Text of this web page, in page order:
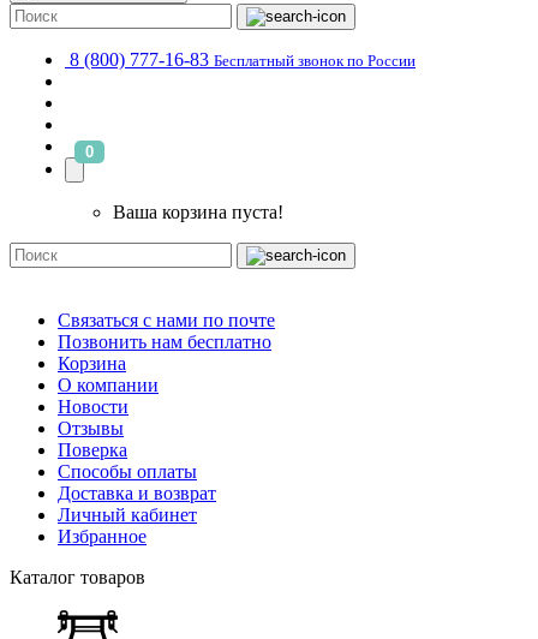
8 (800) 777-16-83 Бесплатный звонок по России
0
Ваша корзина пуста!
Связаться с нами по почте
Позвонить нам бесплатно
Корзина
О компании
Новости
Отзывы
Поверка
Способы оплаты
Доставка и возврат
Личный кабинет
Избранное
Каталог товаров